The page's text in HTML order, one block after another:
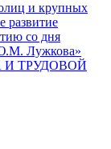
и крупных
развитие
со дня
Лужкова»
ТРУДОВОЙ